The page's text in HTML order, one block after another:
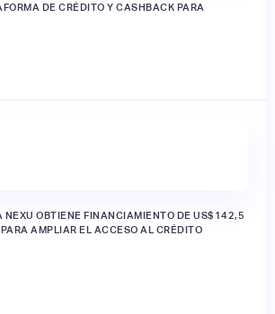
DE CRÉDITO Y CASHBACK PARA
NEXU OBTIENE FINANCIAMIENTO DE US$142,5
AMPLIAR EL ACCESO AL CRÉDITO